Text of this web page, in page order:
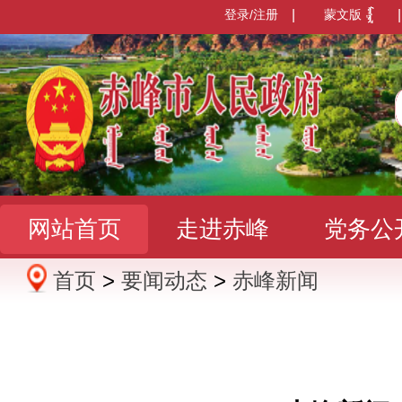
蒙文版
登录/注册
网站首页 走进赤峰 党务公
办事服务 政民互动
首页 > 要闻动态 > 赤峰新闻